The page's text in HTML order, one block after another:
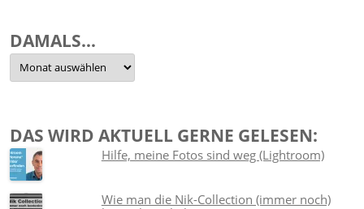
DAMALS…
Damals…
DAS WIRD AKTUELL GERNE GELESEN:
Hilfe, meine Fotos sind weg (Lightroom)
Wie man die Nik-Collection (immer noch)